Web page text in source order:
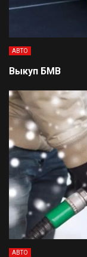
АВТО
Выкуп БМВ
АВТО